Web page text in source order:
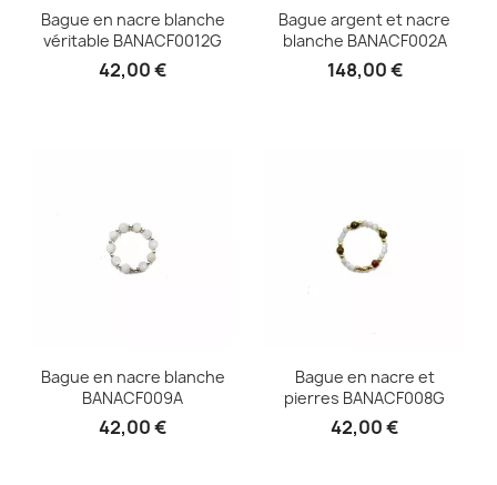
Bague en nacre blanche
véritable BANACF0012G
42,00 €
Bague argent et nacre
blanche BANACF002A
148,00 €
Bague en nacre blanche
BANACF009A
42,00 €
Bague en nacre et
pierres BANACF008G
42,00 €